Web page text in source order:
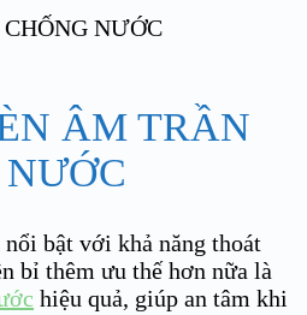
ÂM TRẦN
bật với khả năng thoát
bỉ thêm ưu thế hơn nữa là
hiệu quả, giúp an tâm khi